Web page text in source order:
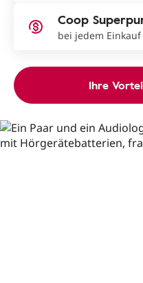
Coop
bei jedem Einkauf
Ihre